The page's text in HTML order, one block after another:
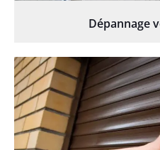
Dépannage